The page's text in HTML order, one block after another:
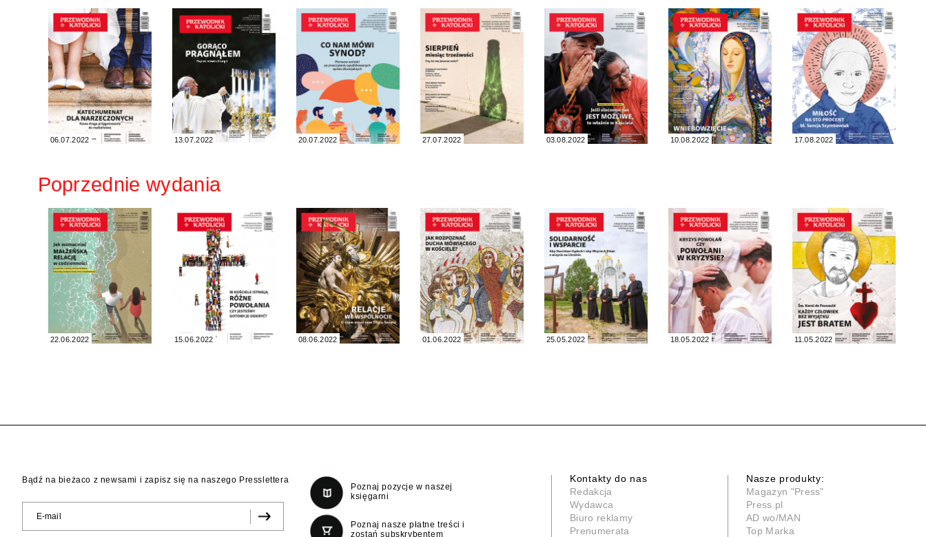
06.07.2022 13.07.2022 20.07.2022 27.07.2022 03.08.2022 10.08.2022 17.08.2022
Poprzednie wydania
22.06.2022 15.06.2022 08.06.2022 01.06.2022 25.05.2022 18.05.2022 11.05.2022
Bądź na bieżaco z newsami i zapisz się na naszego Presslettera
Poznaj pozycje w naszej
księgarni
Poznaj nasze płatne treści i
zostań subskrybentem
Kontakty do nas
Redakcja
Wydawca
Biuro reklamy
Prenumerata
Nasze produkty:
Magazyn "Press"
Press.pl
AD wo/MAN
Top Marka